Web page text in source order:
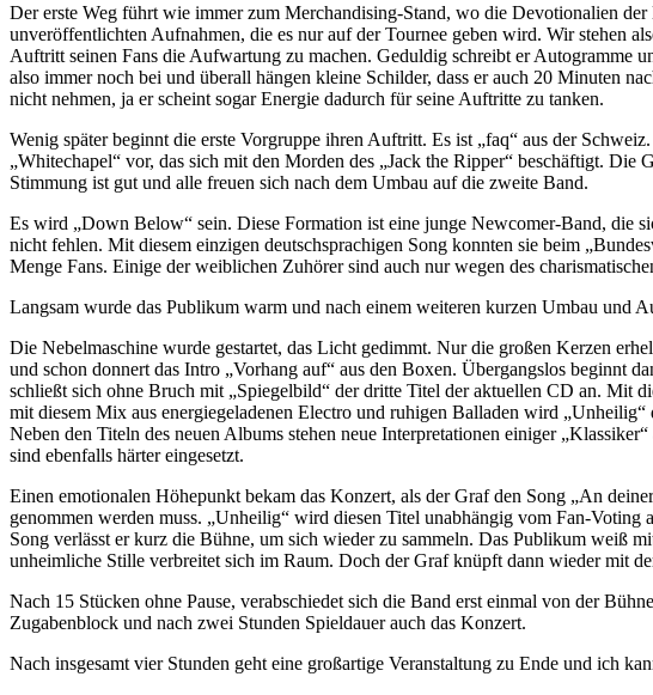
Der erste Weg führt wie immer zum Merchandising-Stand, wo die Devotionalien
unveröffentlichten Aufnahmen, die es nur auf der Tournee geben wird. Wir stehen
Auftritt seinen Fans die Aufwartung zu machen. Geduldig schreibt er Autogramme
also immer noch bei und überall hängen kleine Schilder, dass er auch 20 Minuten
nicht nehmen, ja er scheint sogar Energie dadurch für seine Auftritte zu tanken.
Wenig später beginnt die erste Vorgruppe ihren Auftritt. Es ist „faq“ aus der
„Whitechapel“ vor, das sich mit den Morden des „Jack the Ripper“ beschäftigt.
Stimmung ist gut und alle freuen sich nach dem Umbau auf die zweite Band.
Es wird „Down Below“ sein. Diese Formation ist eine junge Newcomer-Band, die
nicht fehlen. Mit diesem einzigen deutschsprachigen Song konnten sie beim
Menge Fans. Einige der weiblichen Zuhörer sind auch nur wegen des
Langsam wurde das Publikum warm und nach einem weiteren kurzen Umbau und
Die Nebelmaschine wurde gestartet, das Licht gedimmt. Nur die großen Kerzen
und schon donnert das Intro „Vorhang auf“ aus den Boxen. Übergangslos beginnt
schließt sich ohne Bruch mit „Spiegelbild“ der dritte Titel der aktuellen CD an. Mit
mit diesem Mix aus energiegeladenen Electro und ruhigen Balladen wird
Neben den Titeln des neuen Albums stehen neue Interpretationen einiger
sind ebenfalls härter eingesetzt.
Einen emotionalen Höhepunkt bekam das Konzert, als der Graf den Song „An
genommen werden muss. „Unheilig“ wird diesen Titel unabhängig vom Fan-
Song verlässt er kurz die Bühne, um sich wieder zu sammeln. Das Publikum weiß
unheimliche Stille verbreitet sich im Raum. Doch der Graf knüpft dann wieder mit
Nach 15 Stücken ohne Pause, verabschiedet sich die Band erst einmal von der
Zugabenblock und nach zwei Stunden Spieldauer auch das Konzert.
Nach insgesamt vier Stunden geht eine großartige Veranstaltung zu Ende und ich